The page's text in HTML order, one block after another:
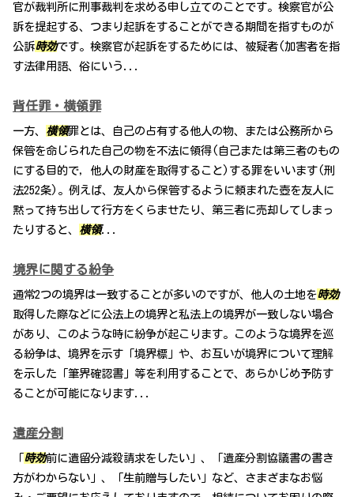
官が裁判所に刑事裁判を求める申し立てのことです。検察官が公
訴を提起する、つまり起訴をすることができる期間を指すものが
公訴時効です。検察官が起訴をするためには、被疑者(加害者を指
す法律用語、俗にいう...
背任罪・横領罪
一方、 横領罪とは、自己の占有する他人の物、または公務所から
保管を命じられた自己の物を不法に領得(自己または第三者のもの
にする目的で，他人の財産を取得すること)する罪をいいます(刑
法252条)。例えば、友人から保管するように頼まれた壺を友人に
黙って持ち出して行方をくらませたり、第三者に売却してしまっ
たりすると、 横領...
境界に関する紛争
通常2つの境界は一致することが多いのですが、他人の土地を時効
取得した際などに公法上の境界と私法上の境界が一致しない場合
があり、このような時に紛争が起こります。このような境界を巡
る紛争は、境界を示す「境界標」や、お互いが境界について理解
を示した「筆界確認書」等を利用することで、あらかじめ予防す
ることが可能になります...
遺産分割
「 時効前に遺留分減殺請求をしたい」、「遺産分割協議書の書き
方がわからない」、「生前贈与したい」など、さまざまなお悩